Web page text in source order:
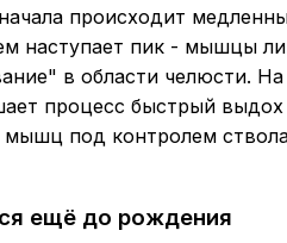
происходит
наступает пик - мышцы
в области челюсти.
процесс быстрый
мышц под контролем
ещё до рождения